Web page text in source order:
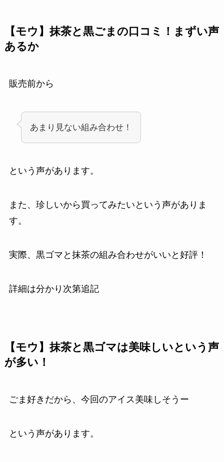
【モウ】抹茶と黒ごまの口コミ！まずい声
あるか
販売前から
あまり見ない組み合わせ！
という声があります。
また、珍しいから買ってみたいという声がありま
す。
実際、黒ゴマと抹茶の組み合わせがいいと好評！
詳細は分かり次第追記
【モウ】抹茶と黒ゴマは美味しいという声
が多い！
ごま好きだから、今回のアイス美味しそうー
という声があります。